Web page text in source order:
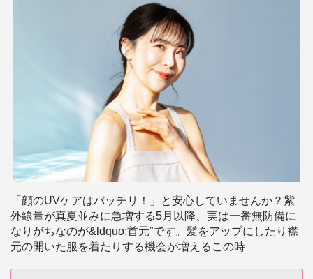
「顔のUVケアはバッチリ！」と安心していませんか？紫
外線量が真夏並みに急増する5月以降、実は一番無防備に
なりがちなのが&ldquo;首元”です。髪をアップにしたり襟
元の開いた服を着たりする機会が増えるこの時